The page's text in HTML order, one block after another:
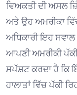
ਵਿਅਕਤੀ ਦੀ ਅਸਲ
ਅਤੇ ਉਹ ਅਮਰੀਕਾ
ਅਧਿਕਾਰੀ ਇਹ
ਆਪਣੀ ਅਮਰੀਕੀ
ਸਪੱਸ਼ਟ ਕਰਦਾ ਹੈ ਕਿ
ਹਾਲਾਤਾਂ ਵਿੱਚ ਪੱਕੀ